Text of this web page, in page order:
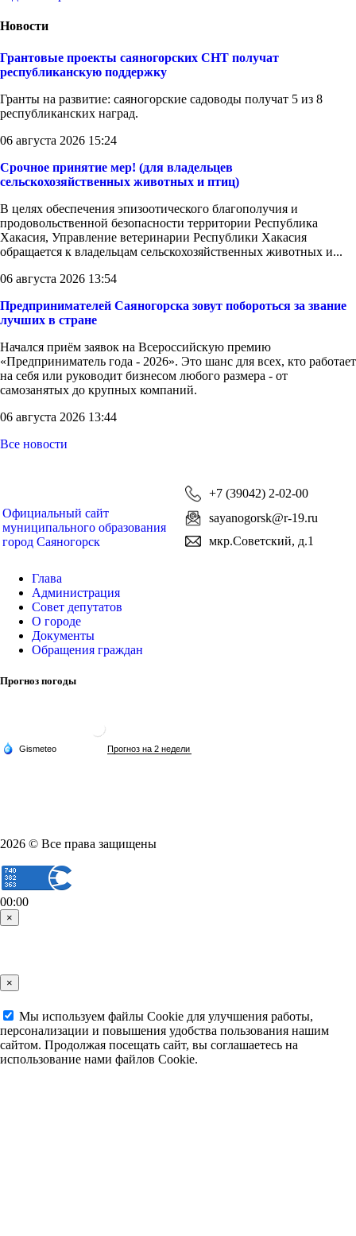
Новости
Грантовые проекты саяногорских СНТ получат
республиканскую поддержку
Гранты на развитие: саяногорские садоводы получат 5 из 8
республиканских наград.
06 августа 2026 15:24
Срочное принятие мер! (для владельцев
сельскохозяйственных животных и птиц)
В целях обеспечения эпизоотического благополучия и
продовольственной безопасности территории Республика
Хакасия, Управление ветеринарии Республики Хакасия
обращается к владельцам сельскохозяйственных животных и...
06 августа 2026 13:54
Предпринимателей Саяногорска зовут побороться за звание
лучших в стране
Начался приём заявок на Всероссийскую премию
«Предприниматель года - 2026». Это шанс для всех, кто работает
на себя или руководит бизнесом любого размера - от
самозанятых до крупных компаний.
06 августа 2026 13:44
Все новости
Официальный сайт
муниципального образования
город Саяногорск
+7 (39042) 2-02-00
sayanogorsk@r-19.ru
мкр.Советский, д.1
Глава
Администрация
Совет депутатов
О городе
Документы
Обращения граждан
Прогноз погоды
2026 © Все права защищены
00:00
×
×
Мы используем файлы Cookie для улучшения работы,
персонализации и повышения удобства пользования нашим
сайтом. Продолжая посещать сайт, вы соглашаетесь на
использование нами файлов Cookie.